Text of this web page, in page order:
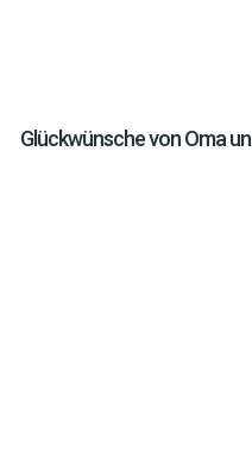
Glückwünsche von Oma